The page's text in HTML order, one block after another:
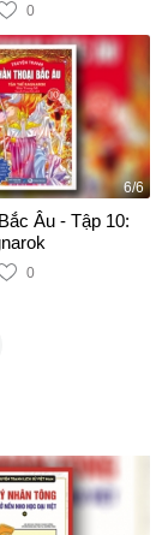
0
6/6
Âu - Tập 10:
0